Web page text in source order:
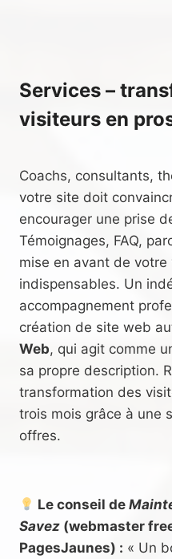
Services –
visiteurs en
Coachs, consultants,
votre site doit
encourager une prise
Témoignages, FAQ,
mise en avant de
indispensables. Un
accompagnement
création de site web
Web, qui agit comme
sa propre description.
transformation des
trois mois grâce à une
offres.
Le conseil de
Savez (webmaster
PagesJaunes) : « Un